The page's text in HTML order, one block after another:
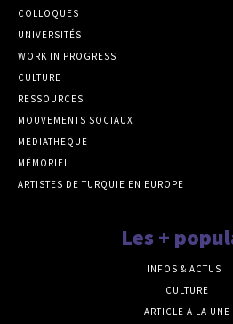
COLLOQUES
UNIVERSITÉS
WORK IN PROGRESS
CULTURE
RESSOURCES
MOUVEMENTS SOCIAUX
MEDIATHEQUE
MÉMORIEL
ARTISTES DE TURQUIE EN EUROPE
Les +
INFOS & ACTUS
CULTURE
ARTICLE A LA UNE